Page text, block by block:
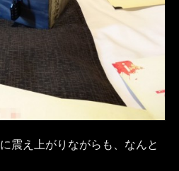
に震え上がりながらも、なんと